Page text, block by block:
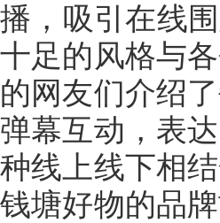
播，吸引在线
十足的风格与
的网友们介绍
弹幕互动，表
种线上线下相
钱塘好物的品